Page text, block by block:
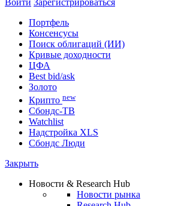
Войти Зарегистрироваться
Портфель
Консенсусы
Поиск облигаций (ИИ)
Кривые доходности
ЦФА
Best bid/ask
Золото
Криптоnew
Сбондс-ТВ
Надстройка XLS
Сбондс Люди